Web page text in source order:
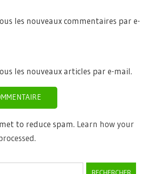
les nouveaux commentaires par e-
les nouveaux articles par e-mail.
to reduce spam. Learn how your